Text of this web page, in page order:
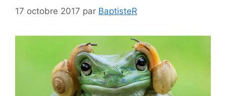
17 octobre 2017 par BaptisteR